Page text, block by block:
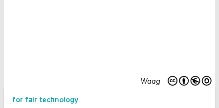
Waag
for fair technology